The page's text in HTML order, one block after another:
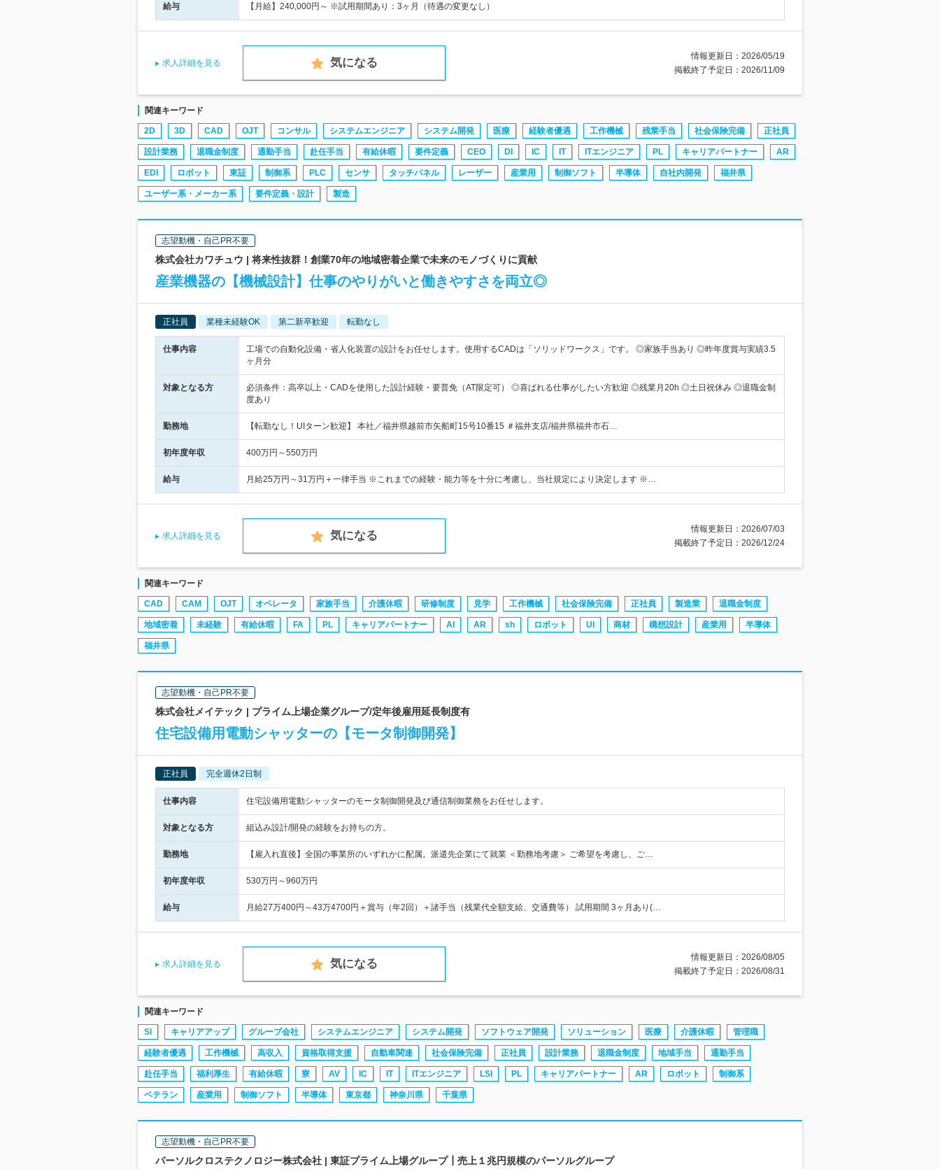
給与 【月給】240,000円～ ※試用期間あり：3ヶ月（待遇の変更なし）
求人詳細を見る 気になる
情報更新日：2026/05/19
掲載終了予定日：2026/11/09
関連キーワード
2D 3D CAD OJT コンサル システムエンジニア システム開発 医療 経験者優遇 工作機械 残業手当 社会保険完備 正社員
設計業務 退職金制度 通勤手当 赴任手当 有給休暇 要件定義 CEO DI IC IT ITエンジニア PL キャリアパートナー AR
EDI ロボット 東証 制御系 PLC センサ タッチパネル レーザー 産業用 制御ソフト 半導体 自社内開発 福井県
ユーザー系・メーカー系 要件定義・設計 製造
志望動機・自己PR不要
株式会社カワチュウ | 将来性抜群！創業70年の地域密着企業で未来のモノづくりに貢献
産業機器の【機械設計】仕事のやりがいと働きやすさを両立◎
正社員 業種未経験OK 第二新卒歓迎 転勤なし
仕事内容
工場での自動化設備・省人化装置の設計をお任せします。使用するCADは「ソリッドワークス」です。 ◎家族手当あり ◎昨年度賞与実績3.5
ヶ月分
対象となる方
必須条件：高卒以上・CADを使用した設計経験・要普免（AT限定可） ◎喜ばれる仕事がしたい方歓迎 ◎残業月20h ◎土日祝休み ◎退職金制
度あり
勤務地 【転勤なし！UIターン歓迎】 本社／福井県越前市矢船町15号10番15 ＃福井支店/福井県福井市石…
初年度年収 400万円～550万円
給与 月給25万円～31万円＋一律手当 ※これまでの経験・能力等を十分に考慮し、当社規定により決定します ※…
求人詳細を見る 気になる
情報更新日：2026/07/03
掲載終了予定日：2026/12/24
関連キーワード
CAD CAM OJT オペレータ 家族手当 介護休暇 研修制度 見学 工作機械 社会保険完備 正社員 製造業 退職金制度
地域密着 未経験 有給休暇 FA PL キャリアパートナー AI AR sh ロボット UI 商材 構想設計 産業用 半導体
福井県
志望動機・自己PR不要
株式会社メイテック | プライム上場企業グループ/定年後雇用延長制度有
住宅設備用電動シャッターの【モータ制御開発】
正社員 完全週休2日制
仕事内容 住宅設備用電動シャッターのモータ制御開発及び通信制御業務をお任せします。
対象となる方 組込み設計/開発の経験をお持ちの方。
勤務地 【雇入れ直後】全国の事業所のいずれかに配属。派遣先企業にて就業 ＜勤務地考慮＞ ご希望を考慮し、ご…
初年度年収 530万円～960万円
給与 月給27万400円～43万4700円＋賞与（年2回）＋諸手当（残業代全額支給、交通費等） 試用期間 3ヶ月あり(…
求人詳細を見る 気になる
情報更新日：2026/08/05
掲載終了予定日：2026/08/31
関連キーワード
SI キャリアアップ グループ会社 システムエンジニア システム開発 ソフトウェア開発 ソリューション 医療 介護休暇 管理職
経験者優遇 工作機械 高収入 資格取得支援 自動車関連 社会保険完備 正社員 設計業務 退職金制度 地域手当 通勤手当
赴任手当 福利厚生 有給休暇 寮 AV IC IT ITエンジニア LSI PL キャリアパートナー AR ロボット 制御系
ベテラン 産業用 制御ソフト 半導体 東京都 神奈川県 千葉県
志望動機・自己PR不要
パーソルクロステクノロジー株式会社 | 東証プライム上場グループ┃売上１兆円規模のパーソルグループ